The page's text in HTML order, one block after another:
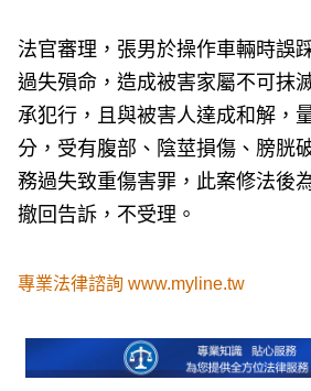
法官審理，張男於操作車輛時誤
過失殞命，造成被害家屬不可抹
承犯行，且與被害人達成和解，
分，受有腹部、陰莖損傷、膀胱
務過失致重傷害罪，此案修法後
撤回告訴，不受理。
專業法律諮詢www.myline.tw